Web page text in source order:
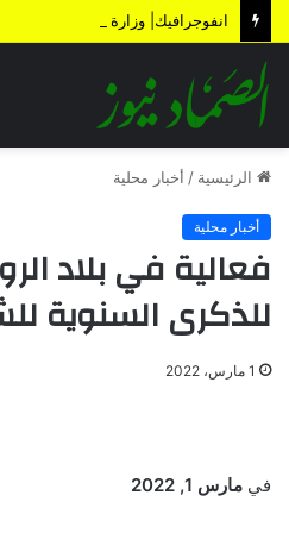
الرئيسية / أخبار محلية
أخبار محلية
فعالية في بلاد
للذكرى السنوية
1 مارس، 2022
في مارس 1, 2022